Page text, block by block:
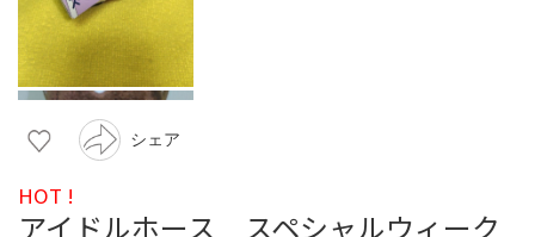
シェア
HOT !
アイドルホース スペシャルウィーク